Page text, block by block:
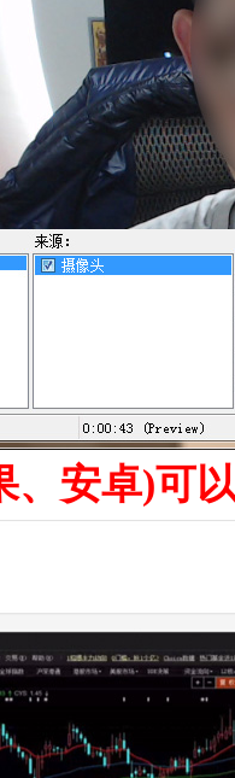
、安卓)可